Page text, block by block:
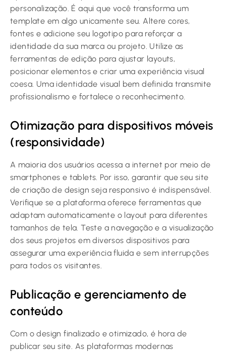
personalização. É aqui que você transforma um
template em algo unicamente seu. Altere cores,
fontes e adicione seu logotipo para reforçar a
identidade da sua marca ou projeto. Utilize as
ferramentas de edição para ajustar layouts,
posicionar elementos e criar uma experiência visual
coesa. Uma identidade visual bem definida transmite
profissionalismo e fortalece o reconhecimento.
Otimização para dispositivos móveis
(responsividade)
A maioria dos usuários acessa a internet por meio de
smartphones e tablets. Por isso, garantir que seu site
de criação de design seja responsivo é indispensável.
Verifique se a plataforma oferece ferramentas que
adaptam automaticamente o layout para diferentes
tamanhos de tela. Teste a navegação e a visualização
dos seus projetos em diversos dispositivos para
assegurar uma experiência fluida e sem interrupções
para todos os visitantes.
Publicação e gerenciamento de
conteúdo
Com o design finalizado e otimizado, é hora de
publicar seu site. As plataformas modernas